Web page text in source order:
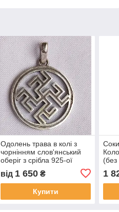
Одолень трава в колі з
чорнінням слов'янський
оберіг з срібла 925-ої
від 1 650₴
Купити
(без
1